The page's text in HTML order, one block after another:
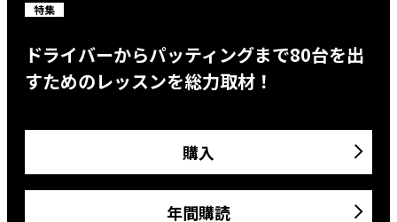
特集
ドライバーからパッティングまで80台を出
すためのレッスンを総力取材！
購入
年間購読